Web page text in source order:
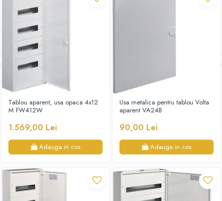
Tablou aparent, usa opaca 4x12
M FW412W
1.569,00 Lei
Adauga in cos
Usa metalica pentru tablou Volta
aparent VA24B
90,00 Lei
Adauga in cos